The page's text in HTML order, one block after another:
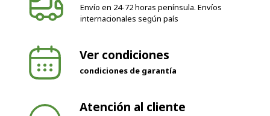
Envío en 24-72 horas península. Envíos
internacionales según país
Ver condiciones
condiciones de garantía
Atención al cliente